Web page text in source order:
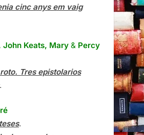
cinc anys em vaig
John Keats, Mary & Percy
Tres epistolarios
.
.